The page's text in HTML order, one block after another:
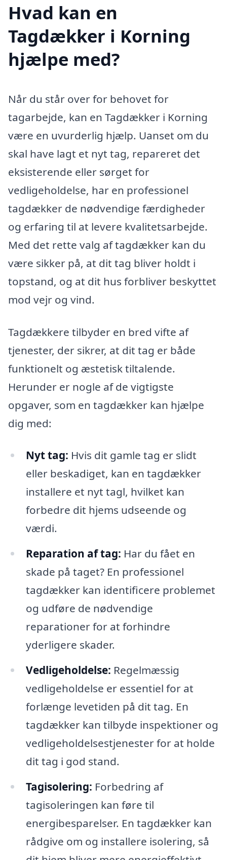
Hvad kan en
Tagdækker i Korning
hjælpe med?
Når du står over for behovet for
tagarbejde, kan en Tagdækker i Korning
være en uvurderlig hjælp. Uanset om du
skal have lagt et nyt tag, repareret det
eksisterende eller sørget for
vedligeholdelse, har en professionel
tagdækker de nødvendige færdigheder
og erfaring til at levere kvalitetsarbejde.
Med det rette valg af tagdækker kan du
være sikker på, at dit tag bliver holdt i
topstand, og at dit hus forbliver beskyttet
mod vejr og vind.
Tagdækkere tilbyder en bred vifte af
tjenester, der sikrer, at dit tag er både
funktionelt og æstetisk tiltalende.
Herunder er nogle af de vigtigste
opgaver, som en tagdækker kan hjælpe
dig med:
Nyt tag: Hvis dit gamle tag er slidt
eller beskadiget, kan en tagdækker
installere et nyt tagl, hvilket kan
forbedre dit hjems udseende og
værdi.
Reparation af tag: Har du fået en
skade på taget? En professionel
tagdækker kan identificere problemet
og udføre de nødvendige
reparationer for at forhindre
yderligere skader.
Vedligeholdelse: Regelmæssig
vedligeholdelse er essentiel for at
forlænge levetiden på dit tag. En
tagdækker kan tilbyde inspektioner og
vedligeholdelsestjenester for at holde
dit tag i god stand.
Tagisolering: Forbedring af
tagisoleringen kan føre til
energibesparelser. En tagdækker kan
rådgive om og installere isolering, så